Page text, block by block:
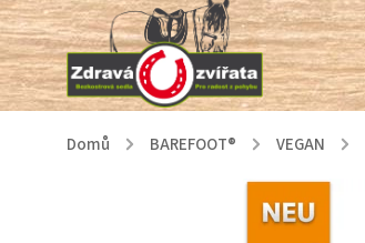
Domů / BAREFOOT® / VEGAN /